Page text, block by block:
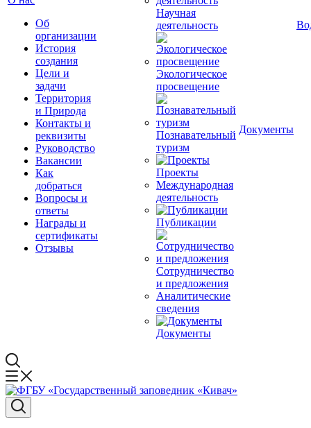
Об
организации
История
создания
Цели и
задачи
Территория
и Природа
Контакты и
реквизиты
Руководство
Вакансии
Как
добраться
Вопросы и
ответы
Награды и
сертификаты
Отзывы
Научная
деятельность
Экологическое
просвещение
Познавательный
туризм
Проекты
Международная
деятельность
Публикации
Сотрудничество
и предложения
Аналитические
сведения
Документы
Документы